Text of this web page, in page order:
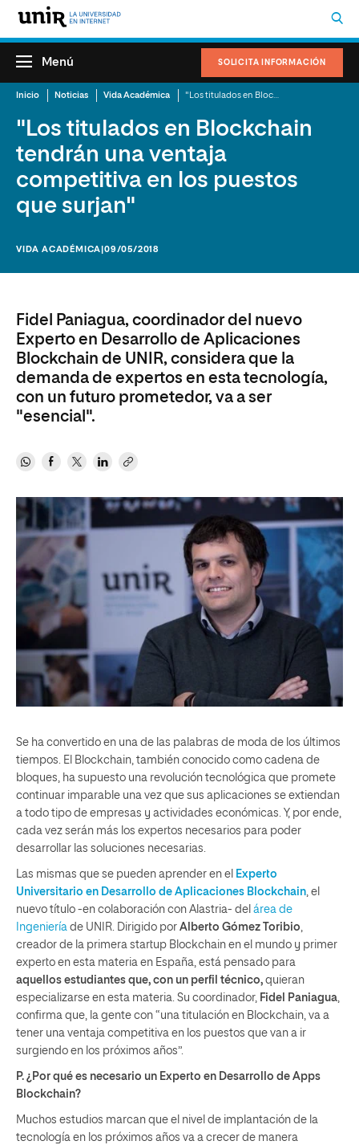
SOLICITA INFORMACIÓN
Menú
Inicio Noticias Vida Académica
"Los titulados en Blockchain
tendrán una ventaja
competitiva en los puestos
que surjan"
VIDA ACADÉMICA |09/05/2018
Fidel Paniagua, coordinador del nuevo
Experto en Desarrollo de Aplicaciones
Blockchain de UNIR, considera que la
demanda de expertos en esta tecnología,
con un futuro prometedor, va a ser
"esencial".
Se ha convertido en una de las palabras de moda de los últimos
tiempos. El Blockchain, también conocido como cadena de
bloques, ha supuesto una revolución tecnológica que promete
continuar imparable una vez que sus aplicaciones se extiendan
a todo tipo de empresas y actividades económicas. Y, por ende,
cada vez serán más los expertos necesarios para poder
desarrollar las soluciones necesarias.
Las mismas que se pueden aprender en el Experto
Universitario en Desarrollo de Aplicaciones Blockchain, el
nuevo título -en colaboración con Alastria- del área de
Ingeniería de UNIR. Dirigido por Alberto Gómez Toribio,
creador de la primera startup Blockchain en el mundo y primer
experto en esta materia en España, está pensado para
aquellos estudiantes que, con un perfil técnico, quieran
especializarse en esta materia. Su coordinador, Fidel Paniagua,
confirma que, la gente con “una titulación en Blockchain, va a
tener una ventaja competitiva en los puestos que van a ir
surgiendo en los próximos años”.
P. ¿Por qué es necesario un Experto en Desarrollo de Apps
Blockchain?
Muchos estudios marcan que el nivel de implantación de la
tecnología en los próximos años va a crecer de manera